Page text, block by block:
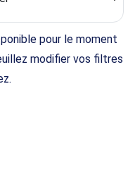
pour le moment
modifier vos filtres